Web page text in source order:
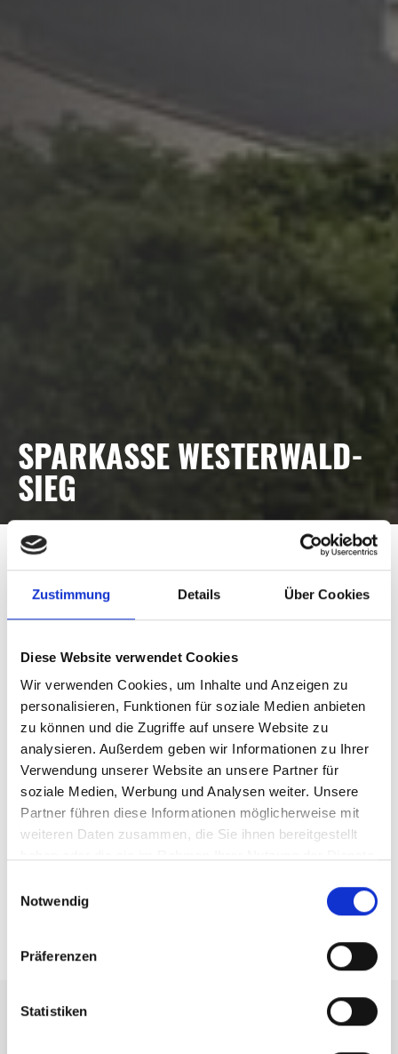
Zustimmung Details Über Cookies
Diese Website verwendet Cookies
Wir verwenden Cookies, um Inhalte und Anzeigen zu
personalisieren, Funktionen für soziale Medien anbieten
zu können und die Zugriffe auf unsere Website zu
analysieren. Außerdem geben wir Informationen zu Ihrer
Verwendung unserer Website an unsere Partner für
soziale Medien, Werbung und Analysen weiter. Unsere
Partner führen diese Informationen möglicherweise mit
weiteren Daten zusammen, die Sie ihnen bereitgestellt
Notwendig
Präferenzen
Statistiken
SPARKASSE WESTERWALD-
SIEG
648 m²
Pfosten-Riegel-Fassade
DK-Flügeln
322 m²
22 m²
Fenster Schüco AWS
75.SI+ / AD UP 75 / ADS
75.SI mit 7 DK-Flügeln
22 m²
Schiebetür Schüco AWS
75.SI+ / AD UP 75 / ADS
75.SI
103 m²